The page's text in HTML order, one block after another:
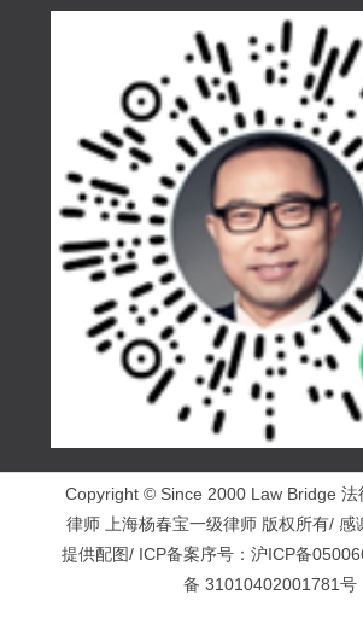
Copyright © Since 2000 Law Bridge 法
律师 上海杨春宝一级律师 版权所有/ 感
提供配图/ ICP备案序号： 沪ICP备
备 31010402001781号